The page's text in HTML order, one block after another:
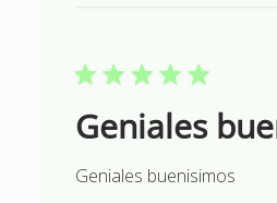
Geniales
Geniales buenisimos